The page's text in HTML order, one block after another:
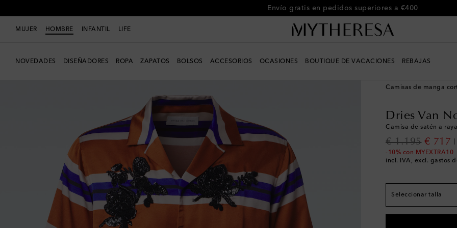
Envío gratis en pedidos superiores a €400
MUJER HOMBRE INFANTIL LIFE
NOVEDADES DISEÑADORES ROPA ZAPATOS BOLSOS ACCESORIOS OCASIONES BOUTIQUE DE VACACIONES REBAJAS
Camisas de manga
Dries Van
Camisa de satén a
€ 1.195
original price
€ 717
-10% con MYEXTRA10
incl. IVA, excl. gastos
Seleccionar talla
IT 44 / UNI XS
IT 48 / UNI M
IT 50 / UNI L Última
IT 54 / UNI XXL